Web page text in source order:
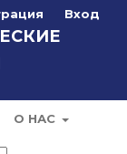
О НАС
Вход